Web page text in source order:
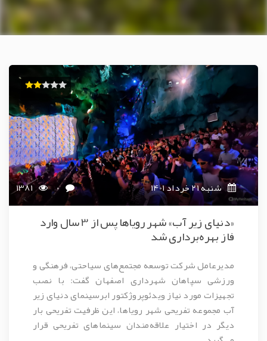
شنبه 21 خرداد 1401 1381 0
«دنیای زیر آب» شهر رویاها پس از 3 سال وارد
فاز بهره‌برداری شد
مدیرعامل شرکت توسعه مجتمع‌های سیاحتی، فرهنگی و
ورزشی سپاهان شهرداری اصفهان گفت: با نصب
تجهیزات مورد نیاز ویدئوپروژکتور ابرسینمای دنیای زیر
آب مجموعه تفریحی شهر رویاها، این ظرفیت تفریحی بار
دیگر در اختیار علاقه‌مندان سینماهای تفریحی قرار